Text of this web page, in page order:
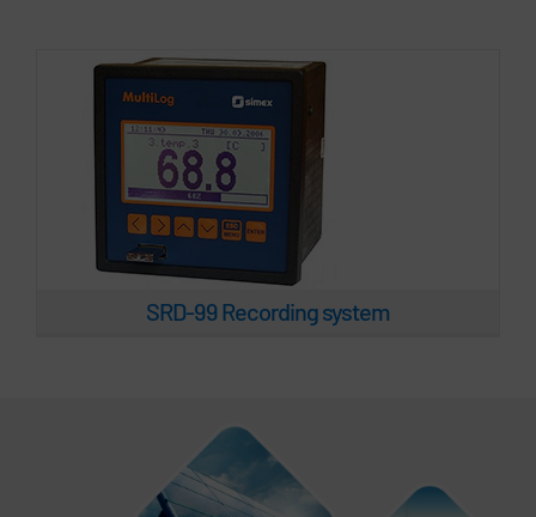
SRD-99 Recording system